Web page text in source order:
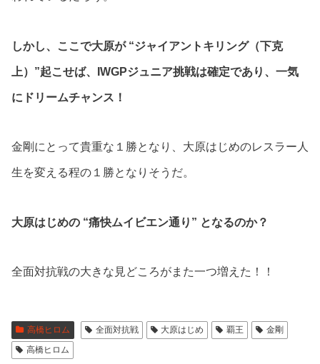
しかし、ここで大原が “ジャイアントキリング（下克
上）”起こせば、IWGPジュニア挑戦は確定であり、一気
にドリームチャンス！
金剛にとって貴重な１勝となり、大原はじめのレスラー人
生を変える程の１勝となりそうだ。
大原はじめの “痛快ムイビエン通り” となるのか？
全面対抗戦の大きな見どころがまた一つ増えた！！
高橋ヒロム 全面対抗戦 大原はじめ 覇王
金剛
高橋ヒロム